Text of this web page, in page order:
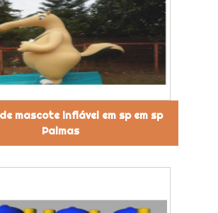
mascote inflável em sp em sp
Palmas